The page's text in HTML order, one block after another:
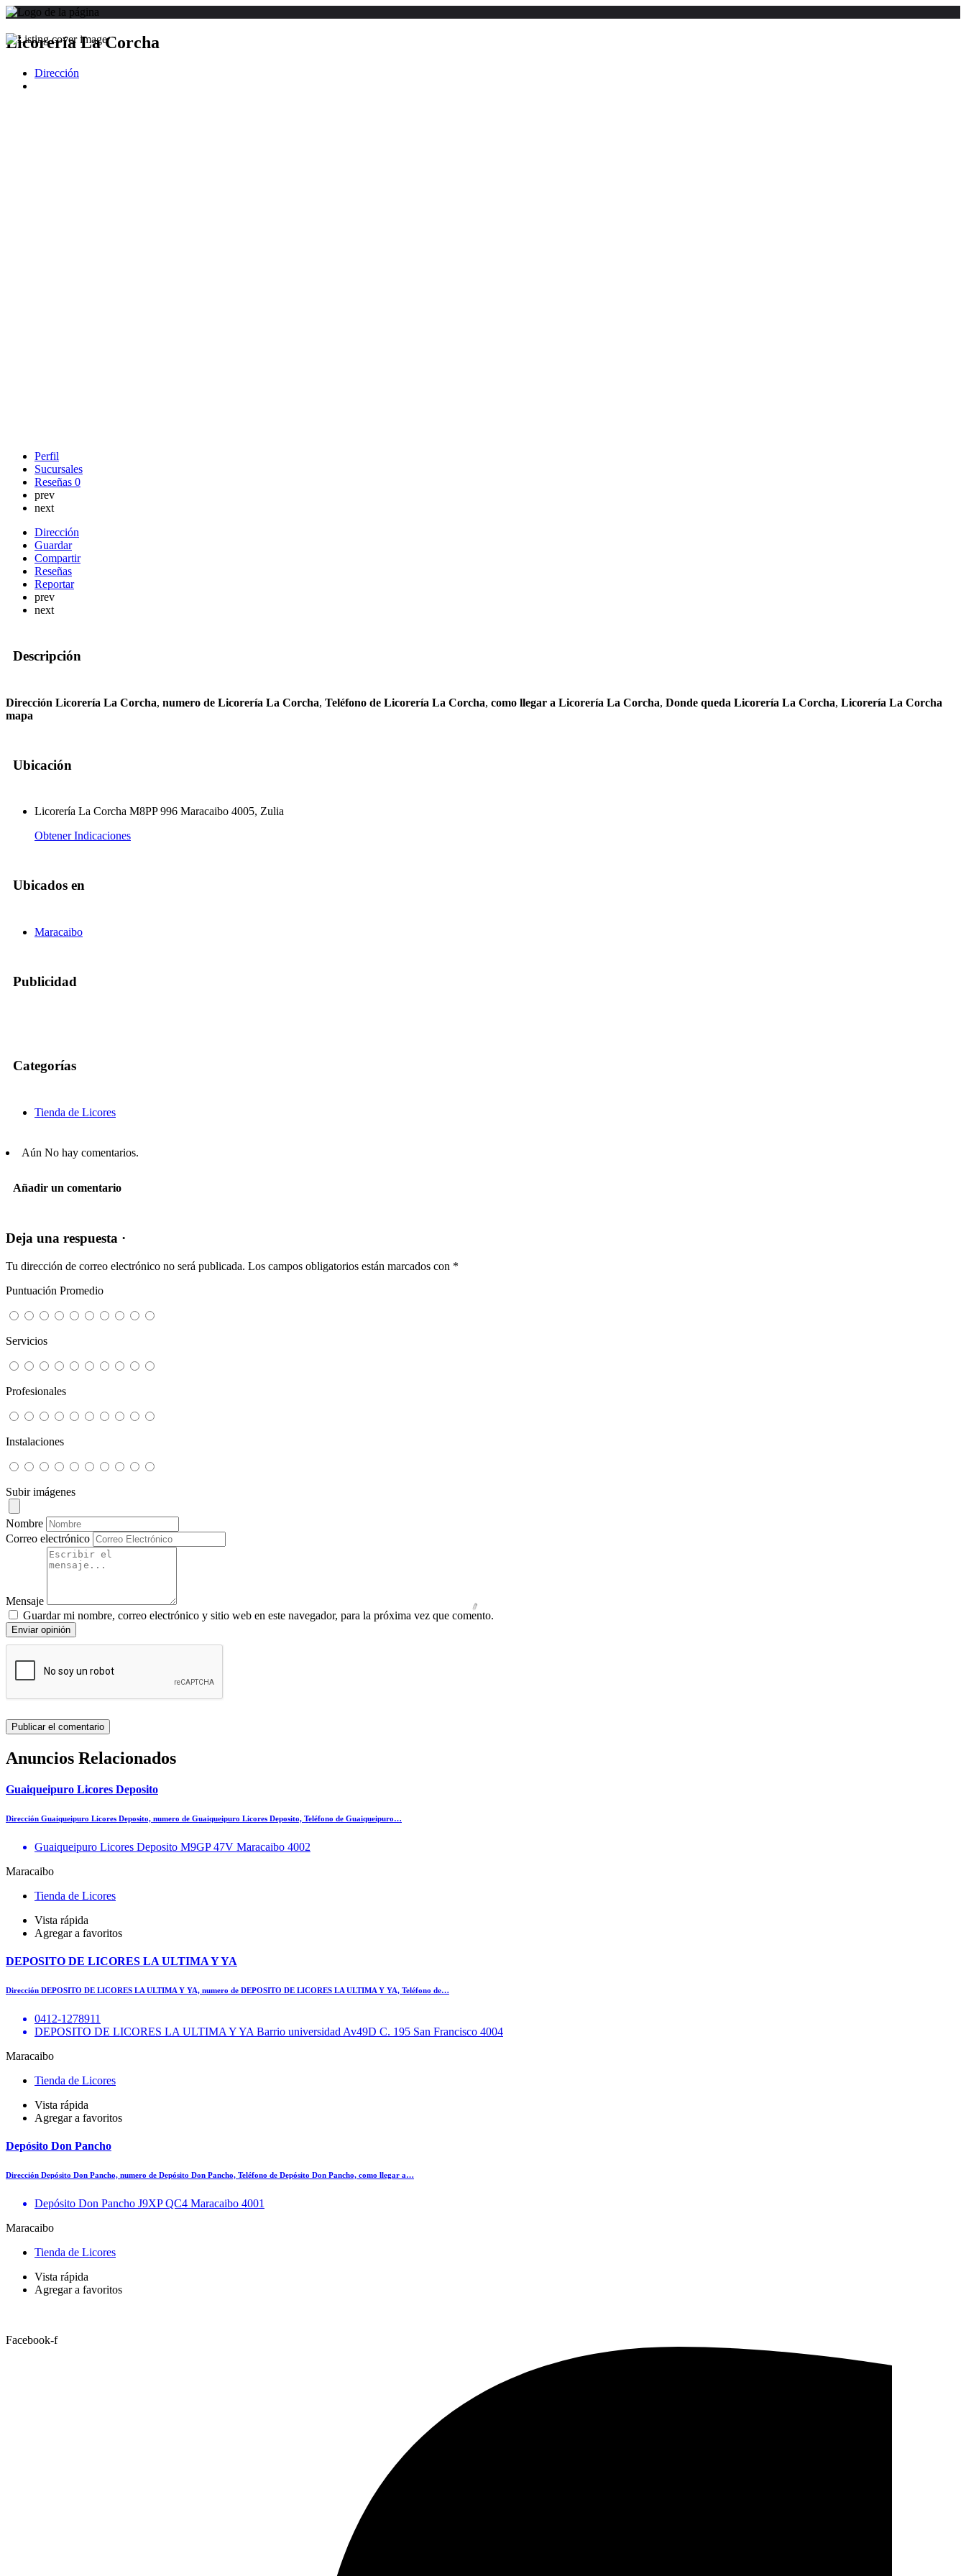
Licorería La Corcha
Dirección
Perfil
Sucursales
Reseñas 0
prev
next
Dirección
Guardar
Compartir
Reseñas
Reportar
prev
next
Descripción
Dirección Licorería La Corcha, numero de Licorería La Corcha, Teléfono de Licorería La Corcha, como llegar a Licorería La Corcha, Donde queda Licorería La Corcha, Licorería La Corcha
mapa
Ubicación
Licorería La Corcha M8PP 996 Maracaibo 4005, Zulia
Obtener Indicaciones
Ubicados en
Maracaibo
Publicidad
Categorías
Tienda de Licores
Aún No hay comentarios.
Añadir un comentario
Deja una respuesta ·
Tu dirección de correo electrónico no será publicada. Los campos obligatorios están marcados con *
Puntuación Promedio
Servicios
Profesionales
Instalaciones
Subir imágenes
Nombre
Correo electrónico
Mensaje
Guardar mi nombre, correo electrónico y sitio web en este navegador, para la próxima vez que comento.
Enviar opinión
Anuncios Relacionados
Guaiqueipuro Licores Deposito
Dirección Guaiqueipuro Licores Deposito, numero de Guaiqueipuro Licores Deposito, Teléfono de Guaiqueipuro…
Guaiqueipuro Licores Deposito M9GP 47V Maracaibo 4002
Maracaibo
Tienda de Licores
Vista rápida
Agregar a favoritos
DEPOSITO DE LICORES LA ULTIMA Y YA
Dirección DEPOSITO DE LICORES LA ULTIMA Y YA, numero de DEPOSITO DE LICORES LA ULTIMA Y YA, Teléfono de…
0412-1278911
DEPOSITO DE LICORES LA ULTIMA Y YA Barrio universidad Av49D C. 195 San Francisco 4004
Maracaibo
Tienda de Licores
Vista rápida
Agregar a favoritos
Depósito Don Pancho
Dirección Depósito Don Pancho, numero de Depósito Don Pancho, Teléfono de Depósito Don Pancho, como llegar a…
Depósito Don Pancho J9XP QC4 Maracaibo 4001
Maracaibo
Tienda de Licores
Vista rápida
Agregar a favoritos
Facebook-f